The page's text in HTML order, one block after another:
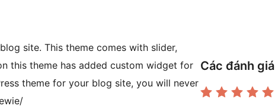
site. This theme comes with slider,
this theme has added custom widget for
theme for your blog site, you will never
Các đánh giá